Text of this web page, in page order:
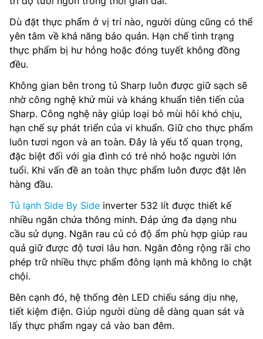
Dù đặt thực phẩm ở vị trí nào, người dùng cũng có thể
yên tâm về khả năng bảo quản. Hạn chế tình trạng
thực phẩm bị hư hỏng hoặc đóng tuyết không đồng
đều.
Không gian bên trong tủ Sharp luôn được giữ sạch sẽ
nhờ công nghệ khử mùi và kháng khuẩn tiên tiến của
Sharp. Công nghệ này giúp loại bỏ mùi hôi khó chịu,
hạn chế sự phát triển của vi khuẩn. Giữ cho thực phẩm
luôn tươi ngon và an toàn. Đây là yếu tố quan trọng,
đặc biệt đối với gia đình có trẻ nhỏ hoặc người lớn
tuổi. Khi vấn đề an toàn thực phẩm luôn được đặt lên
hàng đầu.
Tủ lạnh Side By Side inverter 532 lít được thiết kế
nhiều ngăn chứa thông minh. Đáp ứng đa dạng nhu
cầu sử dụng. Ngăn rau củ có độ ẩm phù hợp giúp rau
quả giữ được độ tươi lâu hơn. Ngăn đông rộng rãi cho
phép trữ nhiều thực phẩm đông lạnh mà không lo chật
chội.
Bên cạnh đó, hệ thống đèn LED chiếu sáng dịu nhẹ,
tiết kiệm điện. Giúp người dùng dễ dàng quan sát và
lấy thực phẩm ngay cả vào ban đêm.